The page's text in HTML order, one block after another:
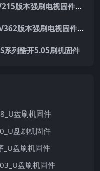
TCL电视V8-RT95001-LF1V215版本强刷电视固件包下载
TCL电视V8-0MT5508-LF1V362版本强刷电视固件包下载
系列酷开5.05刷机固件
盘刷机固件
盘刷机固件
盘刷机固件
盘刷机固件